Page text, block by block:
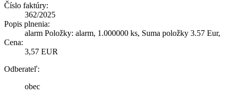
Číslo faktúry:
362/2025
Popis plnenia:
alarm Položky: alarm, 1.000000 ks, Suma položky 3.57 Eur,
Cena:
3,57 EUR
Odberateľ:
obec